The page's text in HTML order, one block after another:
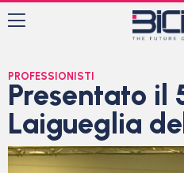
PROFESSIONISTI
Presentato il
Laigueglia